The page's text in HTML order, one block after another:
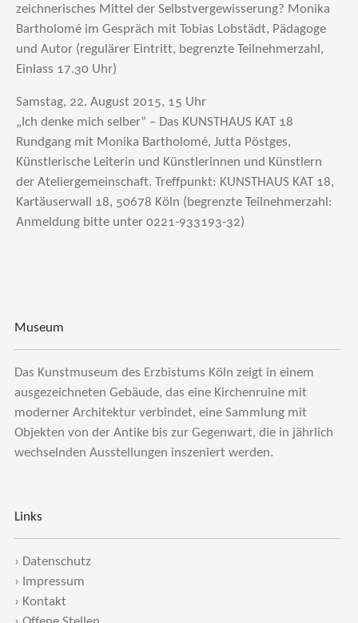
zeichnerisches Mittel der Selbstvergewisserung? Monika
Bartholomé im Gespräch mit Tobias Lobstädt, Pädagoge
und Autor (regulärer Eintritt, begrenzte Teilnehmerzahl,
Einlass 17.30 Uhr)
Samstag, 22. August 2015, 15 Uhr
„Ich denke mich selber“ – Das KUNSTHAUS KAT 18
Rundgang mit Monika Bartholomé, Jutta Pöstges,
Künstlerische Leiterin und Künstlerinnen und Künstlern
der Ateliergemeinschaft. Treffpunkt: KUNSTHAUS KAT 18,
Kartäuserwall 18, 50678 Köln (begrenzte Teilnehmerzahl:
Anmeldung bitte unter 0221-933193-32)
Museum
Das Kunstmuseum des Erzbistums Köln zeigt in einem
ausgezeichneten Gebäude, das eine Kirchenruine mit
moderner Architektur verbindet, eine Sammlung mit
Objekten von der Antike bis zur Gegenwart, die in jährlich
wechselnden Ausstellungen inszeniert werden.
Links
› Datenschutz
›
Impressum
› Kontakt